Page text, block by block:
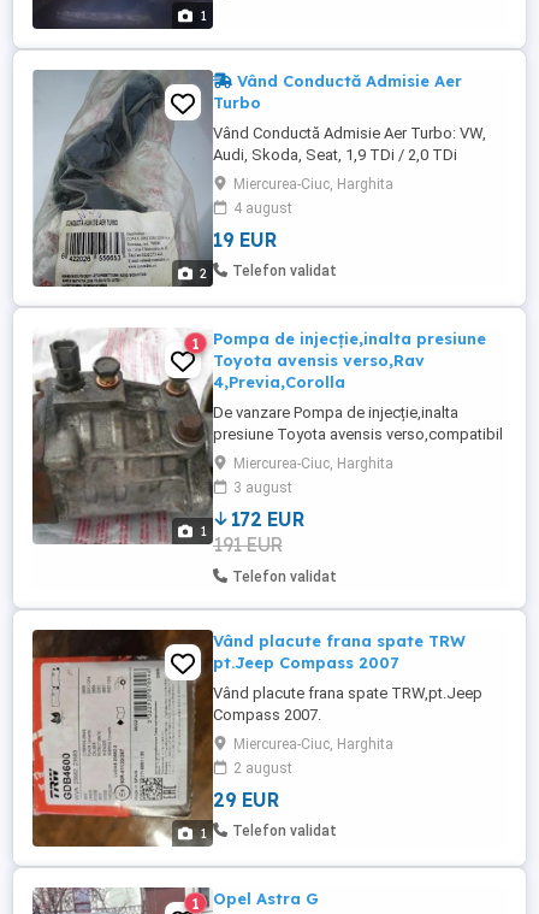
1
2
Vând Conductă Admisie Aer
Turbo
Vând Conductă Admisie Aer Turbo: VW,
Audi, Skoda, Seat, 1,9 TDi / 2,0 TDi
Miercurea-Ciuc, Harghita
4 august
19 EUR
Telefon validat
1
1
Pompa de injecție,inalta presiune
Toyota avensis verso,Rav
4,Previa,Corolla
De vanzare Pompa de injecție,inalta
presiune Toyota avensis verso,compatibil
si cu Rav 4,Previa,Corolla.Piesa provine din
masina mea,care a fost accidentat.Stare
buna,km undeva la 232000.Preti
900lei,usor neg.Mai am si alta
piese,rampa de
presiune,turbo,schimbator de
viteza,catalizator,punte fata,toate ...
Miercurea-Ciuc, Harghita
3 august
172 EUR
191 EUR
Telefon validat
1
Vând placute frana spate TRW
pt.Jeep Compass 2007
Vând placute frana spate TRW,pt.Jeep
Compass 2007.
Miercurea-Ciuc, Harghita
2 august
29 EUR
Telefon validat
1 Opel Astra G